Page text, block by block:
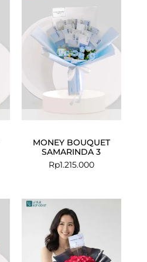
MONEY BOUQUET
SAMARINDA 3
Rp1.215.000